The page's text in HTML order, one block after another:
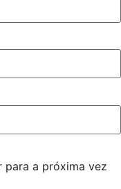
para a próxima vez